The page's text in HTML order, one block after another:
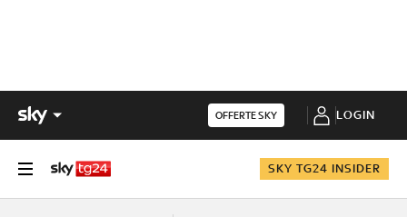
OFFERTE SKY LOGIN
SKY TG24 INSIDER